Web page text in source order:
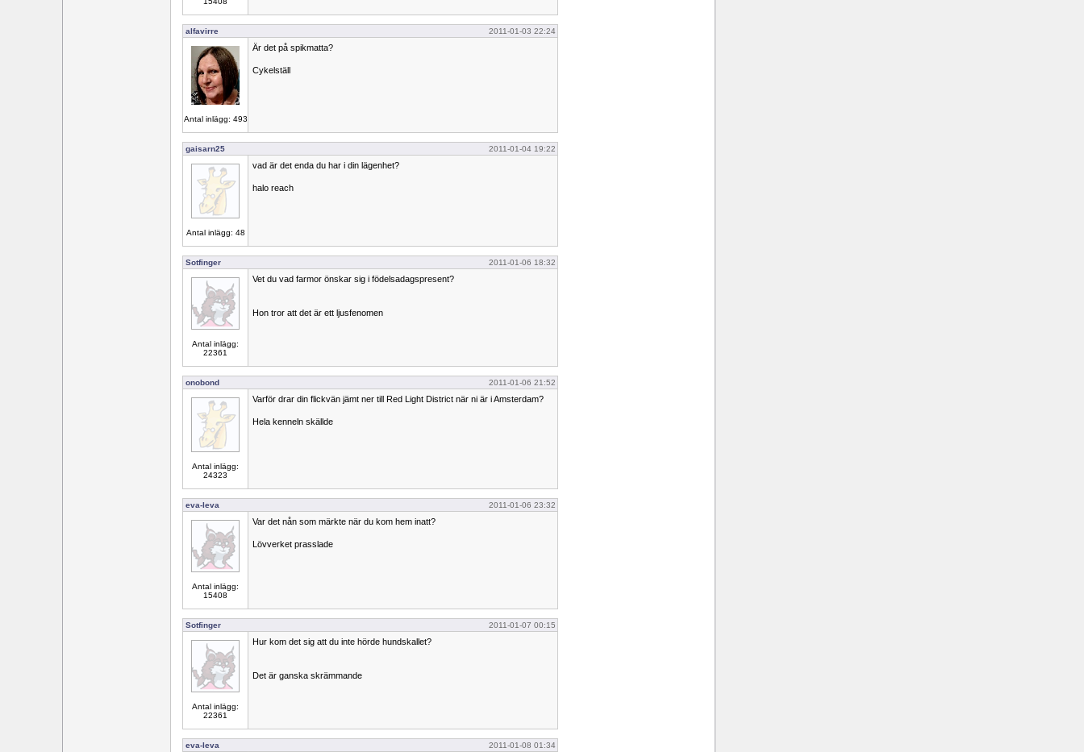
alfavirre 2011-01-03 22:24
Antal inlägg: 493
Är det på spikmatta?
Cykelställ
gaisarn25 2011-01-04 19:22
Antal inlägg: 48
vad är det enda du har i din lägenhet?
halo reach
Sotfinger 2011-01-06 18:32
Antal inlägg:
22361
Vet du vad farmor önskar sig i födelsadagspresent?
Hon tror att det är ett ljusfenomen
onobond 2011-01-06 21:52
Antal inlägg:
24323
Varför drar din flickvän jämt ner till Red Light District när ni är i Amsterdam?
Hela kenneln skällde
eva-leva 2011-01-06 23:32
Antal inlägg:
15408
Var det nån som märkte när du kom hem inatt?
Lövverket prasslade
Sotfinger 2011-01-07 00:15
Antal inlägg:
22361
Hur kom det sig att du inte hörde hundskallet?
Det är ganska skrämmande
eva-leva 2011-01-08 01:34